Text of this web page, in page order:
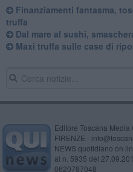
Finanziamenti fantasma,
truffa
Dal mare al sushi,
Maxi truffa sulle case di
Editore Toscana
FIRENZE -
NEWS quotidiano on
al n. 5935 del
0620787048